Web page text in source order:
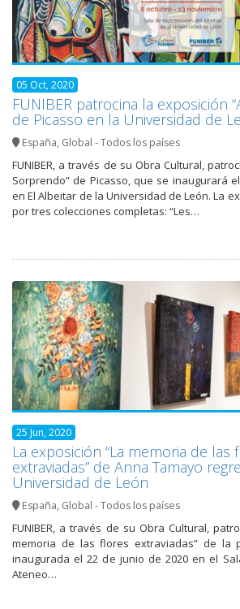
05 Oct, 2020
FUNIBER patrocina la exposición
de Picasso en la Universidad de
España, Global - Todos los países
FUNIBER, a través de su Obra Cultural,
Sorprendo” de Picasso, que se inaugurará
en El Albeitar de la Universidad de León. La
por tres colecciones completas: “Les…
25 Jun, 2020
La exposición “La memoria de las
extraviadas” de Anna Tamayo
Universidad de León
España, Global - Todos los países
FUNIBER, a través de su Obra Cultural,
memoria de las flores extraviadas” de la
inaugurada el 22 de junio de 2020 en el
Ateneo…